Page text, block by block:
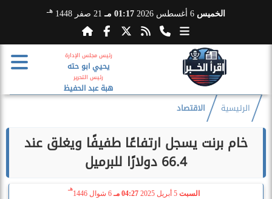
الخميس 01:17 مـ 21 صفر 1448 هـ
رئيس مجلس الإدارة
يحيي ابو حته
رئيس التحرير
هبة عبد الحفيظ
الرئيسية الاقتصاد
خام برنت يسجل ارتفاعًا طفيفًا ويغلق عند
66.4 دولارًا للبرميل
السبت 5 أبريل 2025 04:27 مـ 6 شوال 1446
هـ